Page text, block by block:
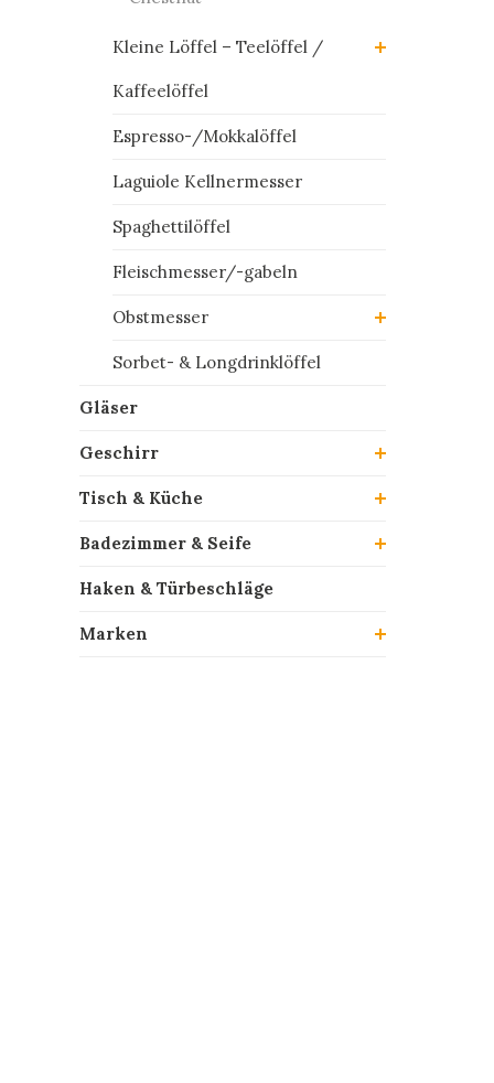
Kleine Löffel – Teelöffel /
Kaffeelöffel
Espresso-/Mokkalöffel
Laguiole Kellnermesser
Spaghettilöffel
Fleischmesser/-gabeln
Obstmesser
Sorbet- & Longdrinklöffel
Gläser
Geschirr
Tisch & Küche
Badezimmer & Seife
Haken & Türbeschläge
Marken